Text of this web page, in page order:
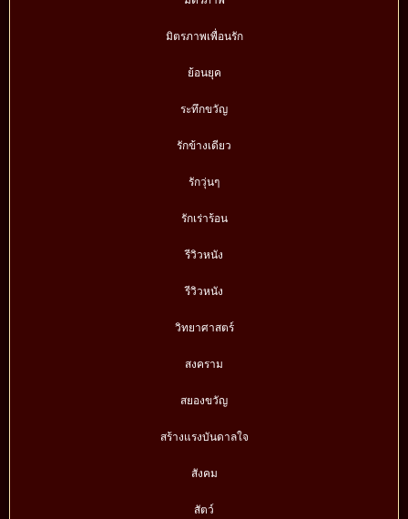
มิตรภาพเพื่อนรัก
ย้อนยุค
ระทึกขวัญ
รักข้างเดียว
รักวุ่นๆ
รักเร่าร้อน
รีวิวหนัง
รีวิวหนัง
วิทยาศาสตร์
สงคราม
สยองขวัญ
สร้างแรงบันดาลใจ
สังคม
สัตว์